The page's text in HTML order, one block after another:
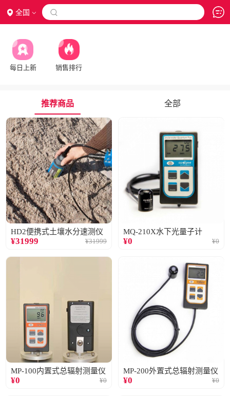
全国 
每日上新 销售排行
推荐商品 全部
HD2便携式土壤水分速测仪
¥31999 ¥31999
MQ-210X水下光量子计
¥0 ¥0
MP-100内置式总辐射测量仪
¥0 ¥0
MP-200外置式总辐射测量仪
¥0 ¥0